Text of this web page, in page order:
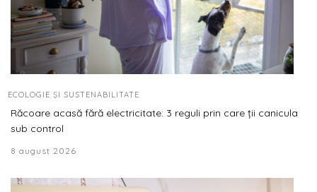
ECOLOGIE ȘI SUSTENABILITATE
Răcoare acasă fără electricitate: 3 reguli prin care ții canicula
sub control
8 august 2026